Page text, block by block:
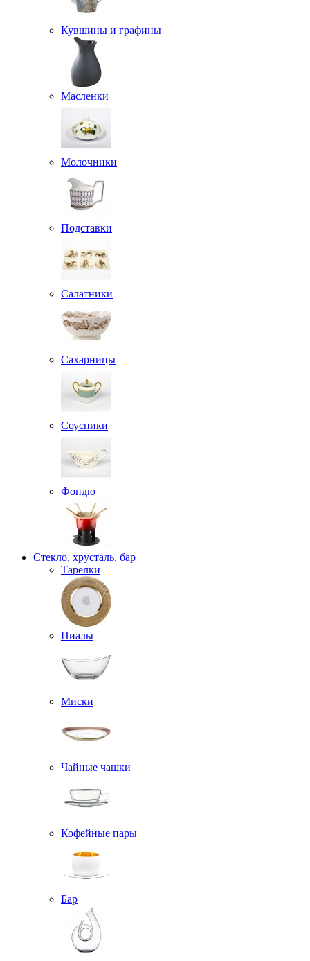
Кувшины и графины
Масленки
Молочники
Подставки
Салатники
Сахарницы
Соусники
Фондю
Стекло, хрусталь, бар
Тарелки
Пиалы
Миски
Чайные чашки
Кофейные пары
Бар